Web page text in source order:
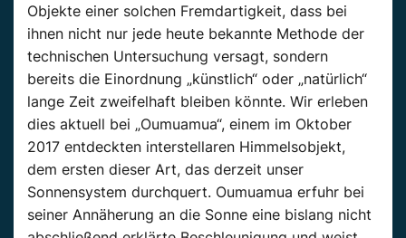
Objekte einer solchen Fremdartigkeit, dass bei
ihnen nicht nur jede heute bekannte Methode der
technischen Untersuchung versagt, sondern
bereits die Einordnung „künstlich“ oder „natürlich“
lange Zeit zweifelhaft bleiben könnte. Wir erleben
dies aktuell bei „Oumuamua“, einem im Oktober
2017 entdeckten interstellaren Himmelsobjekt,
dem ersten dieser Art, das derzeit unser
Sonnensystem durchquert. Oumuamua erfuhr bei
seiner Annäherung an die Sonne eine bislang nicht